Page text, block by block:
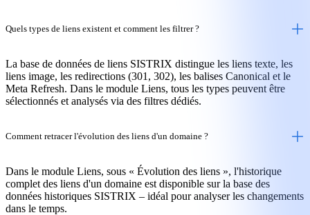
Quels types de liens existent et comment les filtrer ?
La base de données de liens SISTRIX distingue les liens texte, les
liens image, les redirections (301, 302), les balises Canonical et le
Meta Refresh. Dans le module Liens, tous les types peuvent être
sélectionnés et analysés via des filtres dédiés.
Comment retracer l'évolution des liens d'un domaine ?
Dans le module Liens, sous « Évolution des liens », l'historique
complet des liens d'un domaine est disponible sur la base des
données historiques SISTRIX – idéal pour analyser les changements
dans le temps.